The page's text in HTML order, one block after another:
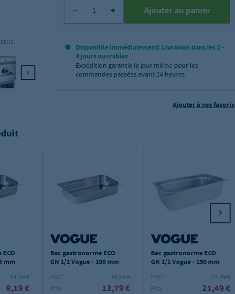
Ajouter au panier
Disponible immédiatement! Livraison dans les 2 -
4 jours ouvrables
Expédition garantie le jour même pour les
commandes passées avant 14 heures
Ajouter à vos favoris
mm
14,99 €
9,19 €
Bac gastronorme ECO
GN 1/1 Vogue - 100 mm
PVC²:
16,59 €
Prix:
13,79 €
Bac gastronorme ECO
GN 1/1 Vogue - 150 mm
PVC²:
23,49 €
Prix:
21,49 €